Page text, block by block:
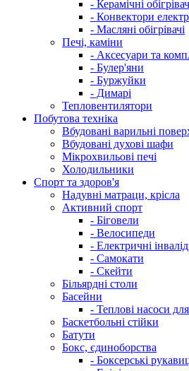
- Керамічні
- Конвектори
- Масляні обігрівачі
Печі, каміни
- Аксесуари та
- Булер'яни
- Буржуйки
- Димарі
Тепловентилятори
Побутова техніка
Вбудовані варильні
Вбудовані духові шафи
Мікрохвильові печі
Холодильники
Спорт та здоров'я
Надувні матраци, крісла
Активний спорт
- Біговели
- Велосипеди
- Електричні
- Самокати
- Скейти
Більярдні столи
Басейни
- Теплові насоси
Баскетбольні стійки
Батути
Бокс, єдиноборства
- Боксерські